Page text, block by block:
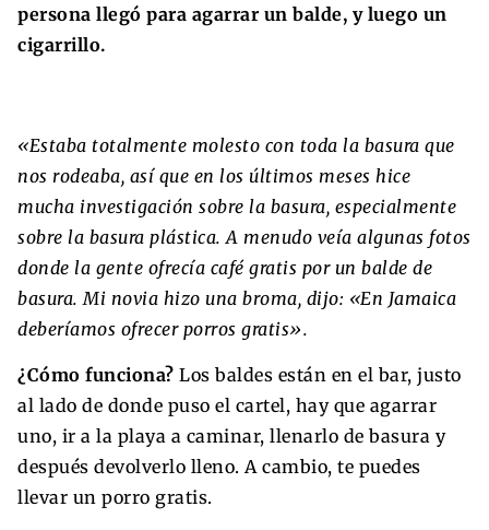
persona llegó para agarrar un balde, y luego un
cigarrillo.
«Estaba totalmente molesto con toda la basura que
nos rodeaba, así que en los últimos meses hice
mucha investigación sobre la basura, especialmente
sobre la basura plástica. A menudo veía algunas fotos
donde la gente ofrecía café gratis por un balde de
basura. Mi novia hizo una broma, dijo: «En Jamaica
deberíamos ofrecer porros gratis».
¿Cómo funciona? Los baldes están en el bar, justo
al lado de donde puso el cartel, hay que agarrar
uno, ir a la playa a caminar, llenarlo de basura y
después devolverlo lleno. A cambio, te puedes
llevar un porro gratis.